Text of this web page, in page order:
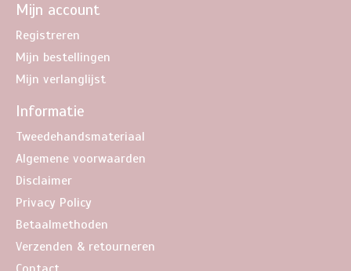
Mijn account
Registreren
Mijn bestellingen
Mijn verlanglijst
Informatie
Tweedehandsmateriaal
Algemene voorwaarden
Disclaimer
Privacy Policy
Betaalmethoden
Verzenden & retourneren